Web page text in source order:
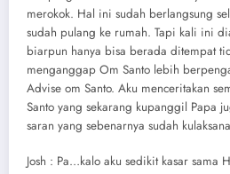
merokok. Hal ini sudah berlangsung
sudah pulang ke rumah. Tapi kali ini
biarpun hanya bisa berada ditempat
menganggap Om Santo lebih
Advise om Santo. Aku menceritakan
Santo yang sekarang kupanggil Papa
saran yang sebenarnya sudah
Josh : Pa…kalo aku sedikit kasar sama